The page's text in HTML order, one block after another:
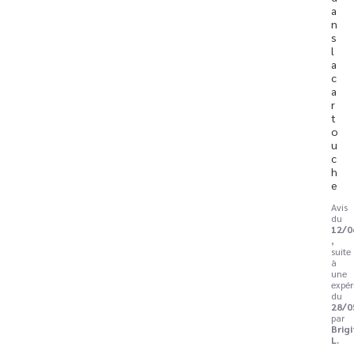
a
n
s
l
a
c
a
r
t
o
u
c
h
e
Avis
du
12/
,
suite
à
une
du
28/
par
L.